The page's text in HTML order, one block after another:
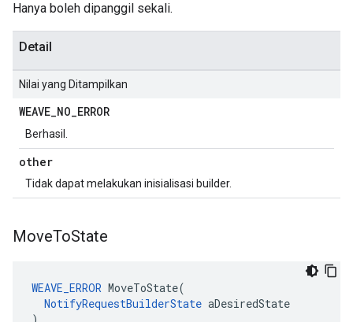
Hanya boleh dipanggil sekali.
Detail
Nilai yang Ditampilkan
WEAVE_NO_ERROR
Berhasil.
other
Tidak dapat melakukan inisialisasi builder.
MoveToState
WEAVE_ERROR MoveToState(
NotifyRequestBuilderState aDesiredState